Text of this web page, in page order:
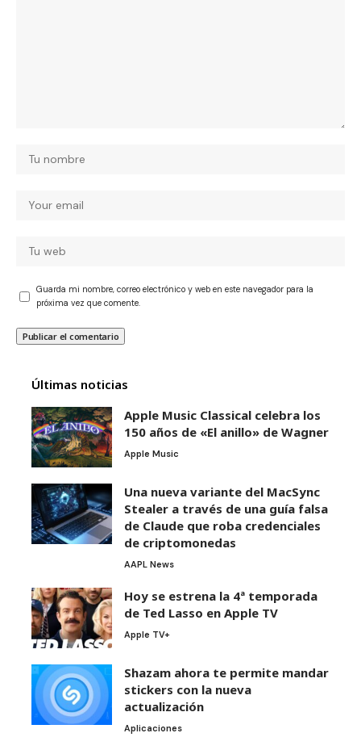
Guarda mi nombre, correo electrónico y web en este navegador para la
próxima vez que comente.
Últimas noticias
Apple Music Classical celebra los
150 años de «El anillo» de Wagner
Apple Music
Una nueva variante del MacSync
Stealer a través de una guía falsa
de Claude que roba credenciales
de criptomonedas
AAPL News
Hoy se estrena la 4ª temporada
de Ted Lasso en Apple TV
Apple TV+
Shazam ahora te permite mandar
stickers con la nueva
actualización
Aplicaciones